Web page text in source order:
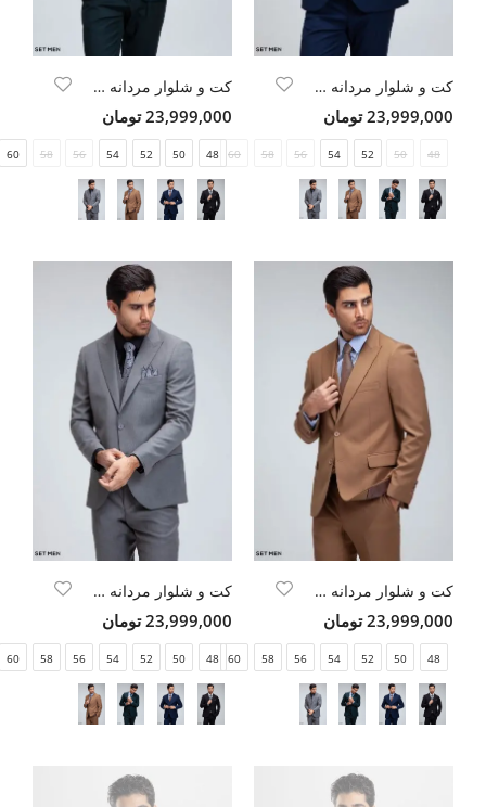
کت و شلوار مردانه سه تکه یقه بلیزر دو دکمه دو چاک
23,999,000 تومان
48
50
52
54
56
58
60
کت و شلوار مردانه سه تکه یقه بلیزر دو دکمه دو چاک
23,999,000 تومان
48
50
52
54
56
58
60
کت و شلوار مردانه سه تکه یقه بلیزر دو دکمه دو چاک
23,999,000 تومان
48
50
52
54
56
58
60
کت و شلوار مردانه سه تکه یقه بلیزر دو دکمه دو چاک
23,999,000 تومان
48
50
52
54
56
58
60